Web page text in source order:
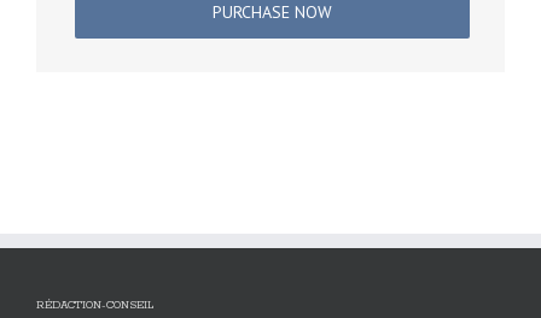
PURCHASE NOW
RÉDACTION-CONSEIL